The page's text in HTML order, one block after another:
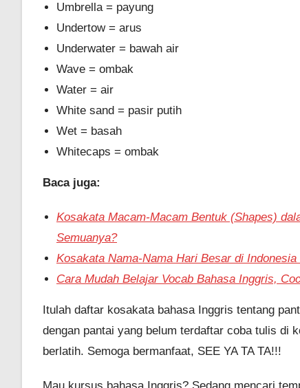
Umbrella = payung
Undertow = arus
Underwater = bawah air
Wave = ombak
Water = air
White sand = pasir putih
Wet = basah
Whitecaps = ombak
Baca juga:
Kosakata Macam-Macam Bentuk (Shapes)
Semuanya?
Kosakata Nama-Nama Hari Besar di
Cara Mudah Belajar Vocab Bahasa Inggris,
Itulah daftar kosakata bahasa Inggris tentang
dengan pantai yang belum terdaftar coba tulis di
berlatih. Semoga bermanfaat, SEE YA TA TA!!!